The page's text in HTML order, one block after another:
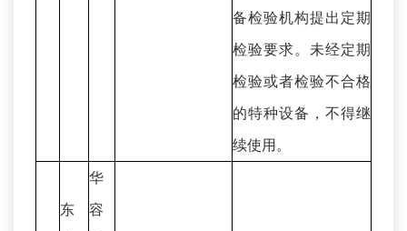
备检验机构提出定期
检验要求。未经定期
检验或者检验不合格
的特种设备，不得继
续使用。
东
华
容